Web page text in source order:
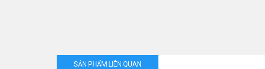
SẢN PHẨM LIÊN QUAN